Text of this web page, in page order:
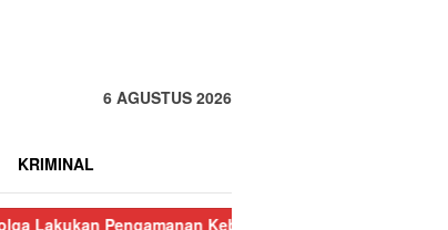
6 AGUSTUS 2026
KRIMINAL
Kebakaran Pasar Nauli